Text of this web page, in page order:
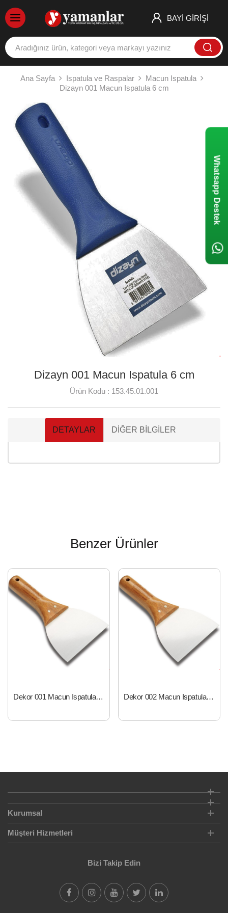
BAYİ GİRİŞİ
Ana Sayfa Ispatula ve Raspalar
Macun Ispatula
Dizayn 001 Macun Ispatula 6 cm
Dizayn 001 Macun Ispatula 6 cm
Ürün Kodu : 153.45.01.001
DETAYLAR DIĞER BILGILER
Benzer Ürünler
Dekor 001 Macun Ispatula Ahş.Sap 6 cm Dekor 002 Macun Ispatula Ahş.Sap 8 cm
Kurumsal
Müşteri Hizmetleri
Bizi Takip Edin
Whatsapp Destek